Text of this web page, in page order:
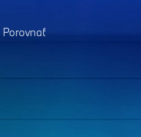
Porovnať